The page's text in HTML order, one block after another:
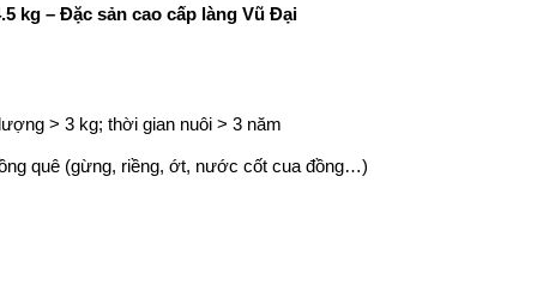
kg – Đặc sản cao cấp làng Vũ Đại
> 3 kg; thời gian nuôi > 3 năm
quê (gừng, riềng, ớt, nước cốt cua đồng…)